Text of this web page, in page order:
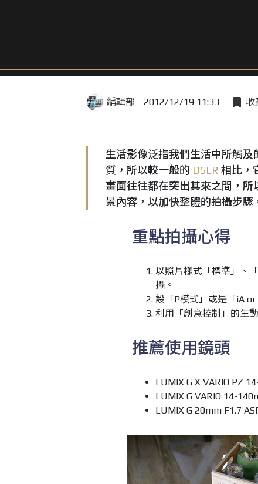
編輯部 2012/12/19 11:33 收
生活影像泛指我們生活中所觸及
質，所以較一般的 DSLR 相比，
畫面往往都在突出其來之間，所
景內容，以加快整體的拍攝步驟
重點拍攝心得
以照片樣式「標準」、
攝。
設「P模式」或是「iA
利用「創意控制」的生
推薦使用鏡頭
LUMIX G X VARIO PZ
LUMIX G VARIO 14-
LUMIX G 20mm F1.7